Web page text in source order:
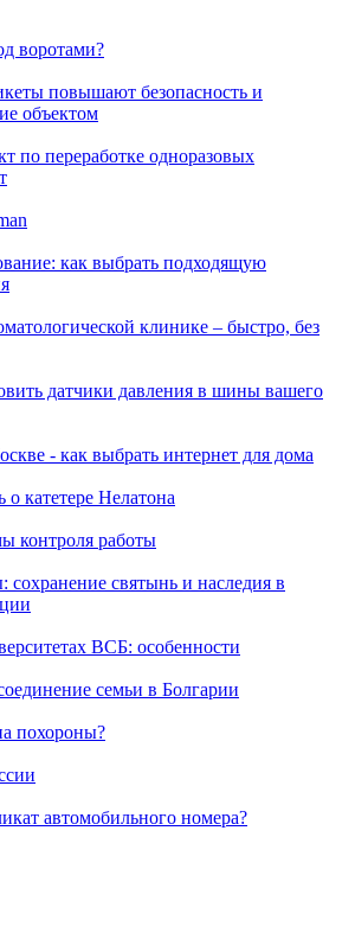
воротами?
повышают безопасность и
объектом
по переработке одноразовых
как выбрать подходящую
клинике – быстро, без
датчики давления в шины вашего
- как выбрать интернет для дома
катетере Нелатона
контроля работы
святынь и наследия в
ВСБ: особенности
семьи в Болгарии
похороны?
автомобильного номера?